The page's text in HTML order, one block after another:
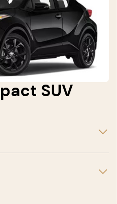
SUV